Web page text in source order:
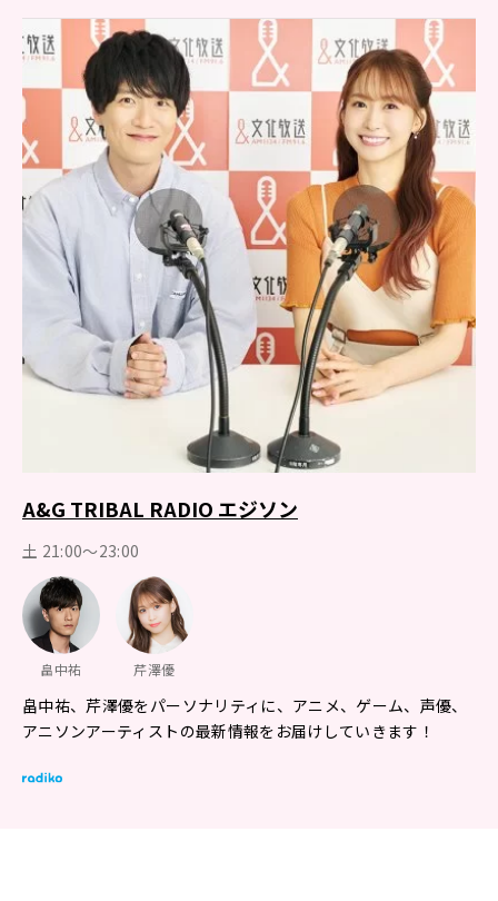
A&G TRIBAL RADIO エジソン
土 21:00～23:00
畠中祐 芹澤優
畠中祐、芹澤優をパーソナリティに、アニメ、ゲーム、声優、
アニソンアーティストの最新情報をお届けしていきます！